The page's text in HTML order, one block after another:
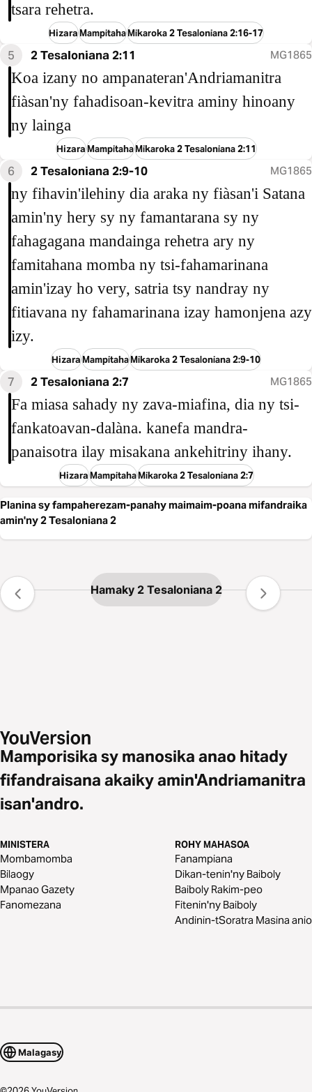
tsara rehetra.
HizaraMampitahaMikaroka 2 Tesaloniana 2:16-17
5 2 Tesaloniana 2:11 MG1865
Koa izany no ampanateran'Andriamanitra
fiàsan'ny fahadisoan-kevitra aminy hinoany
ny lainga
HizaraMampitahaMikaroka 2 Tesaloniana 2:11
6 2 Tesaloniana 2:9-10 MG1865
ny fihavin'ilehiny dia araka ny fiàsan'i Satana
amin'ny hery sy ny famantarana sy ny
fahagagana mandainga rehetra ary ny
famitahana momba ny tsi-fahamarinana
amin'izay ho very, satria tsy nandray ny
fitiavana ny fahamarinana izay hamonjena azy
izy.
HizaraMampitahaMikaroka 2 Tesaloniana 2:9-10
7 2 Tesaloniana 2:7 MG1865
Fa miasa sahady ny zava-miafina, dia ny tsi-
fankatoavan-dalàna. kanefa mandra-
panaisotra ilay misakana ankehitriny ihany.
HizaraMampitahaMikaroka 2 Tesaloniana 2:7
Planina sy fampaherezam-panahy maimaim-poana mifandraika
amin'ny 2 Tesaloniana 2
Hamaky 2 Tesaloniana 2
Mamporisika sy manosika anao hitady
fifandraisana akaiky amin'Andriamanitra
isan'andro.
MINISTERA
Mombamomba
Bilaogy
Mpanao Gazety
Fanomezana
ROHY MAHASOA
Fanampiana
Dikan-tenin'ny Baiboly
Baiboly Rakim-peo
Fitenin'ny Baiboly
Andinin-tSoratra Masina anio
Malagasy